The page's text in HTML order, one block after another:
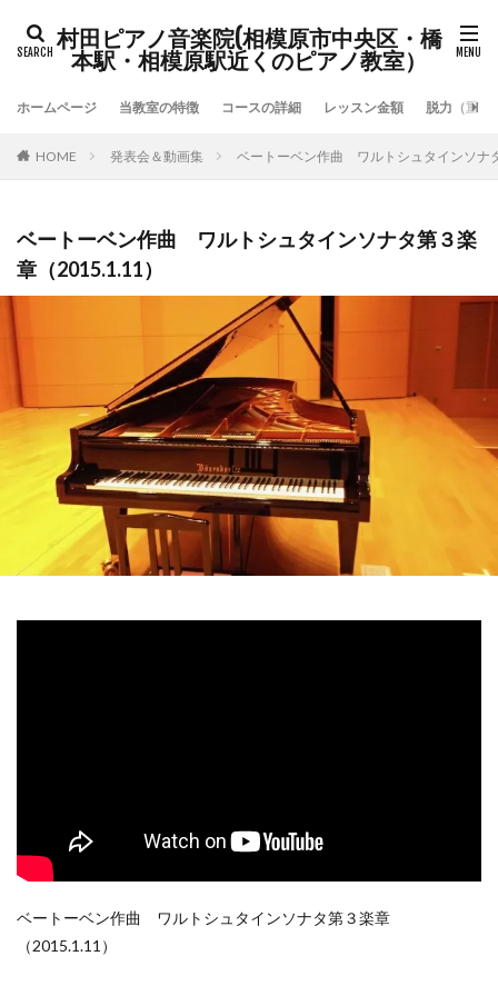
村田ピアノ音楽院(相模原市中央区・橋
本駅・相模原駅近くのピアノ教室）
ホームページ 当教室の特徴 コースの詳細 レッスン金額 脱力（重力
HOME 発表会＆動画集 ベートーベン作曲 ワルトシュタインソナ
ベートーベン作曲 ワルトシュタインソナタ第３楽
章（2015.1.11）
ベートーベン作曲 ワルトシュタインソナタ第３楽章
（2015.1.11）